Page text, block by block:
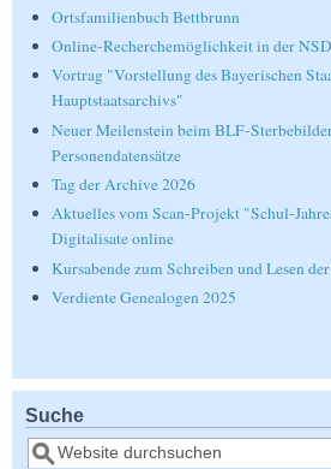
Ortsfamilienbuch Bettbrunn
Online-Recherchemöglichkeit in der
Vortrag "Vorstellung des Bayerischen
Hauptstaatsarchivs"
Neuer Meilenstein beim BLF-
Personendatensätze
Tag der Archive 2026
Aktuelles vom Scan-Projekt "Schul-
Digitalisate online
Kursabende zum Schreiben und Lesen
Verdiente Genealogen 2025
Suche
Suche